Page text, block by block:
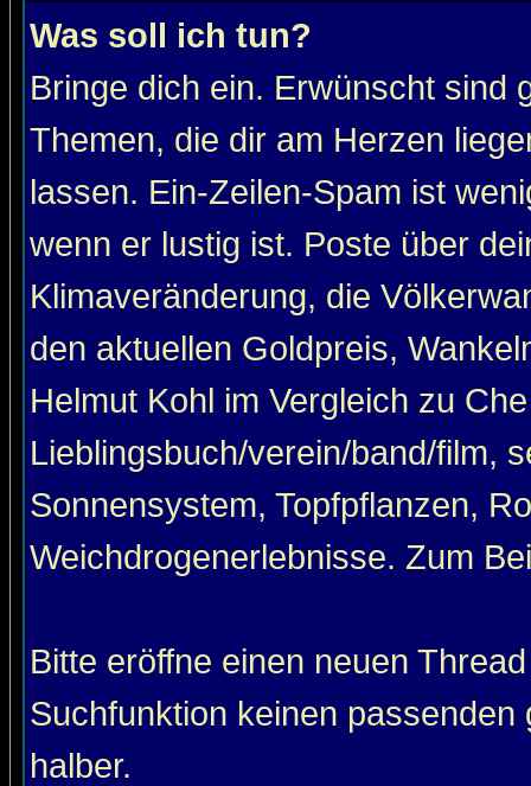
Was soll ich tun?
Bringe dich ein. Erwünscht sind
Themen, die dir am Herzen
lassen. Ein-Zeilen-Spam ist
wenn er lustig ist. Poste über
Klimaveränderung, die
den aktuellen Goldpreis,
Helmut Kohl im Vergleich zu
Lieblingsbuch/verein/band/film,
Sonnensystem, Topfpflanzen,
Weichdrogenerlebnisse. Zum
Bitte eröffne einen neuen
Suchfunktion keinen
halber.